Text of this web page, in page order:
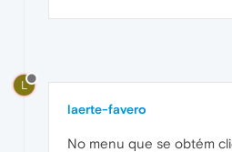
L
laerte-favero
No menu que se obtém